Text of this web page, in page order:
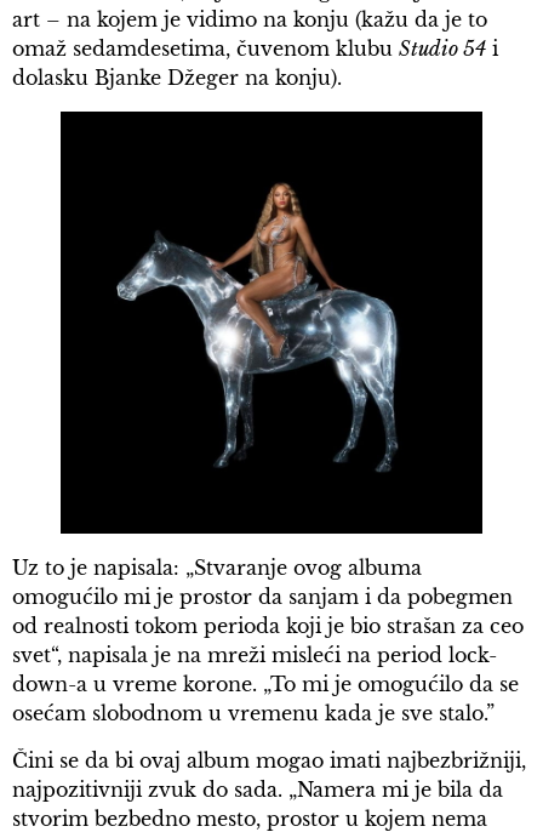
art – na kojem je vidimo na konju (kažu da je to
omaž sedamdesetima, čuvenom klubu Studio 54 i
dolasku Bjanke Džeger na konju).
Uz to je napisala: „Stvaranje ovog albuma
omogućilo mi je prostor da sanjam i da pobegmen
od realnosti tokom perioda koji je bio strašan za ceo
svet“, napisala je na mreži misleći na period lock-
down-a u vreme korone. „To mi je omogućilo da se
osećam slobodnom u vremenu kada je sve stalo.”
Čini se da bi ovaj album mogao imati najbezbrižniji,
najpozitivniji zvuk do sada. „Namera mi je bila da
stvorim bezbedno mesto, prostor u kojem nema